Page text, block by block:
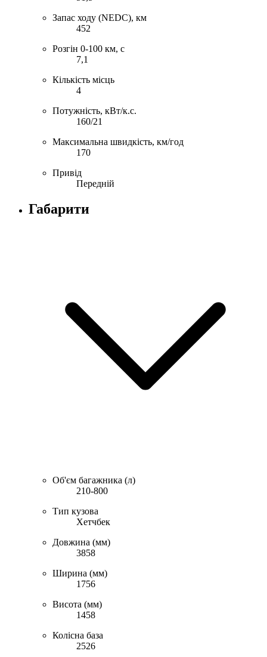
Запас ходу (NEDC), км
452
Розгін 0-100 км, с
7,1
Кількість місць
4
Потужність, кВт/к.с.
160/21
Максимальна швидкість, км/год
170
Привід
Передній
Габарити
Об'єм багажника (л)
210-800
Тип кузова
Хетчбек
Довжина (мм)
3858
Ширина (мм)
1756
Висота (мм)
1458
Колісна база
2526